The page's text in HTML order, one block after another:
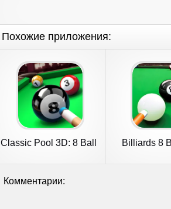
Похожие приложения:
Classic Pool 3D: 8 Ball
Billiards 8
Комментарии: